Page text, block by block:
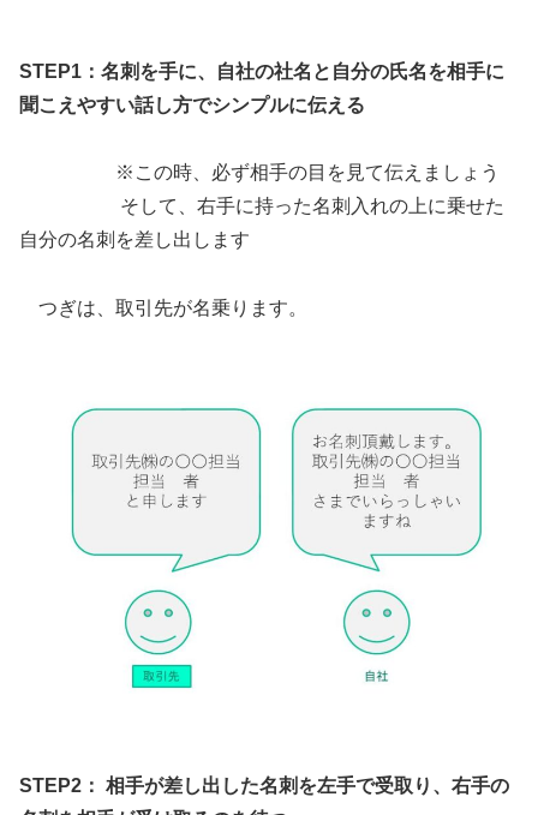
STEP1：名刺を手に、自社の社名と自分の氏名を相手に
聞こえやすい話し方でシンプルに伝える
※この時、必ず相手の目を見て伝えましょう
そして、右手に持った名刺入れの上に乗せた
自分の名刺を差し出します
つぎは、取引先が名乗ります。
STEP2： 相手が差し出した名刺を左手で受取り、右手の